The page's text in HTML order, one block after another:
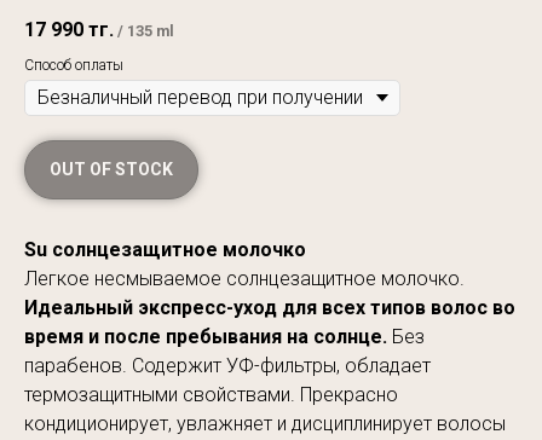
17 990 тг. / 135 ml
Способ оплаты
OUT OF STOCK
Su солнцезащитное молочко
Легкое несмываемое солнцезащитное молочко.
Идеальный экспресс-уход для всех типов волос во
время и после пребывания на солнце. Без
парабенов. Содержит УФ-фильтры, обладает
термозащитными свойствами. Прекрасно
кондиционирует, увлажняет и дисциплинирует волосы